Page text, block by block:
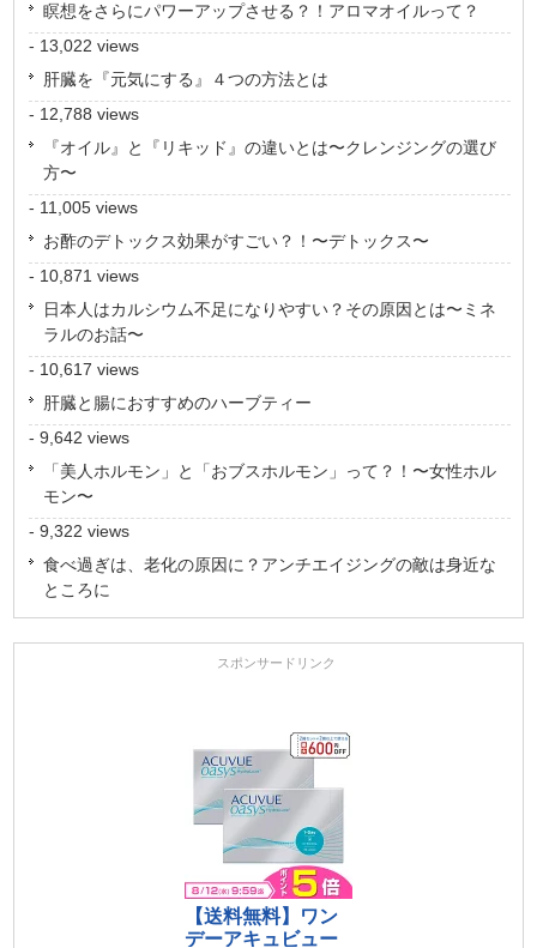
瞑想をさらにパワーアップさせる？！アロマオイルって？
- 13,022 views
肝臓を『元気にする』４つの方法とは
- 12,788 views
『オイル』と『リキッド』の違いとは〜クレンジングの選び
方〜
- 11,005 views
お酢のデトックス効果がすごい？！〜デトックス〜
- 10,871 views
日本人はカルシウム不足になりやすい？その原因とは〜ミネ
ラルのお話〜
- 10,617 views
肝臓と腸におすすめのハーブティー
- 9,642 views
「美人ホルモン」と「おブスホルモン」って？！〜女性ホル
モン〜
- 9,322 views
食べ過ぎは、老化の原因に？アンチエイジングの敵は身近な
ところに
スポンサードリンク